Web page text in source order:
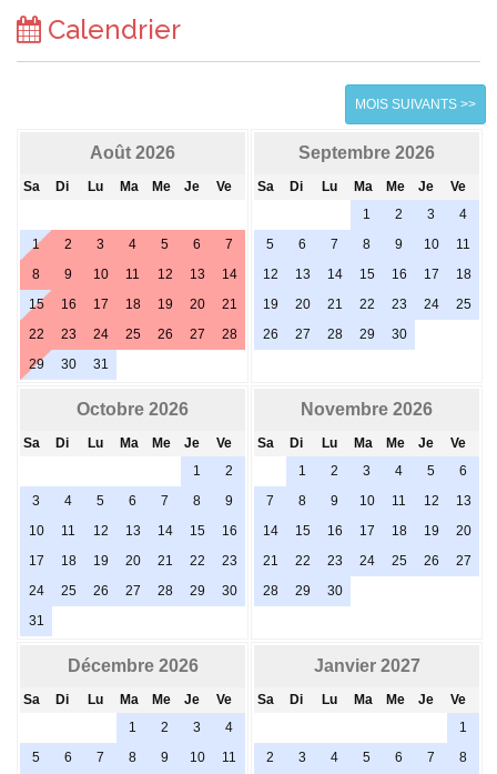
Calendrier
MOIS SUIVANTS >>
Août 2026
Sa Di Lu Ma Me Je Ve
1 2 3 4 5 6
7
8
9 10 11 12 13
14
15
16 17 18 19 20
21
22
23 24 25 26 27
28
29
30 31
Septembre 2026
Sa Di Lu Ma Me Je
Ve
1
2 3
4
5
6 7 8 9 10
11
12
13 14 15 16 17
18
19
20 21 22 23 24
25
26
27 28 29 30
Octobre 2026
Sa Di Lu Ma Me Je
Ve
1
2
3
4 5 6 7 8
9
10
11 12 13 14 15
16
17
18 19 20 21 22
23
24
25 26 27 28 29
30
31
Novembre 2026
Sa Di Lu Ma Me Je
Ve
1
2 3 4 5
6
7
8 9 10 11 12
13
14
15 16 17 18 19
20
21
22 23 24 25 26
27
28
29 30
Décembre 2026
Sa Di Lu Ma Me Je
Ve
1
2 3
4
5
6 7 8 9 10 11
Janvier 2027
Sa Di Lu Ma Me Je
Ve
1
2
3 4 5 6 7 8